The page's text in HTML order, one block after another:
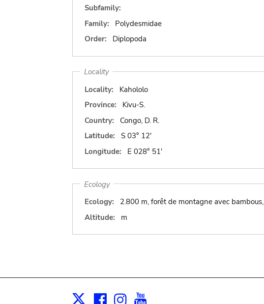
Subfamily:
Family:
Polydesmidae
Order:
Diplopoda
Locality
Locality:
Kahololo
Province:
Kivu-S.
Country:
Congo, D. R.
Latitude:
S 03° 12'
Longitude:
E 028° 51'
Ecology
Ecology:
2.800 m, forêt de montagne avec bambous,
Altitude:
m
Facebook
Instagram